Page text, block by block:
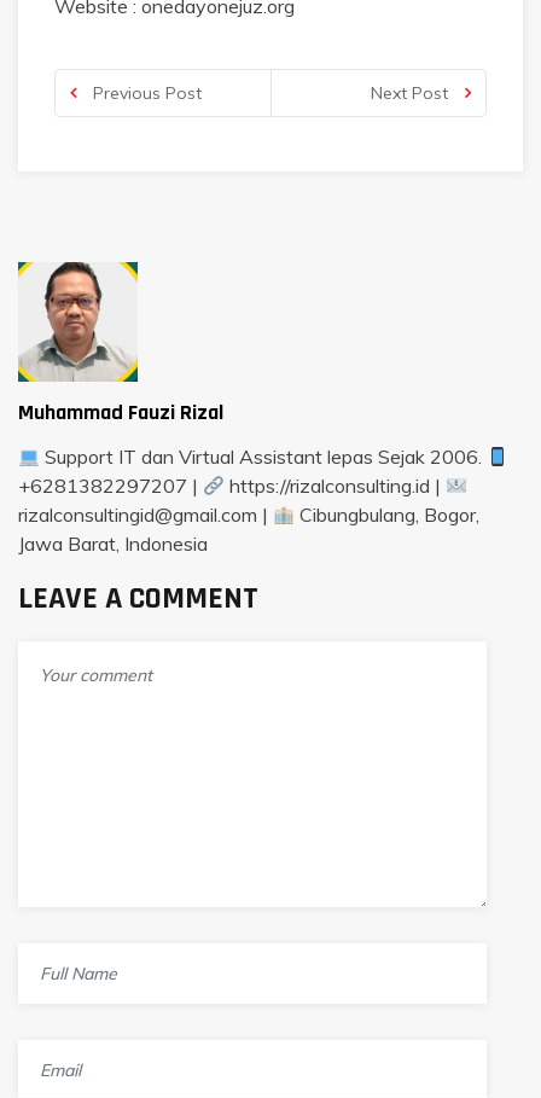
Website : onedayonejuz.org
Previous Post Next Post
Muhammad Fauzi Rizal
Support IT dan Virtual Assistant lepas Sejak 2006.
+6281382297207 |
https://rizalconsulting.id |
rizalconsultingid@gmail.com |
Cibungbulang, Bogor,
Jawa Barat, Indonesia
LEAVE A COMMENT